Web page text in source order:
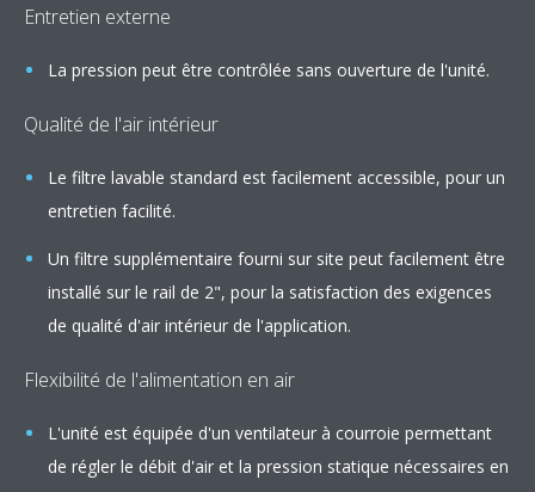
Entretien externe
La pression peut être contrôlée sans ouverture de l'unité.
Qualité de l'air intérieur
Le filtre lavable standard est facilement accessible, pour un
entretien facilité.
Un filtre supplémentaire fourni sur site peut facilement être
installé sur le rail de 2", pour la satisfaction des exigences
de qualité d'air intérieur de l'application.
Flexibilité de l'alimentation en air
L'unité est équipée d'un ventilateur à courroie permettant
de régler le débit d'air et la pression statique nécessaires en